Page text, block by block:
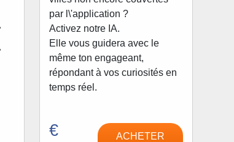
par l\'application ?
Activez notre IA.
Elle vous guidera avec le
même ton engageant,
répondant à vos curiosités en
temps réel.
€
ACHETER